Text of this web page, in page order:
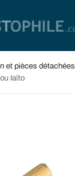
et pièces détachées
Iaïto